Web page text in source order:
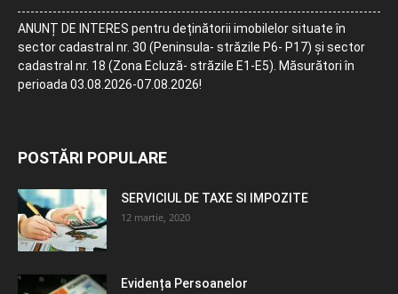
ANUNȚ DE INTERES pentru deținătorii imobilelor situate în
sector cadastral nr. 30 (Peninsula- străzile P6- P17) și sector
cadastral nr. 18 (Zona Ecluză- străzile E1-E5). Măsurători în
perioada 03.08.2026-07.08.2026!
POSTĂRI POPULARE
SERVICIUL DE TAXE SI IMPOZITE
12 martie, 2020
Evidența Persoanelor